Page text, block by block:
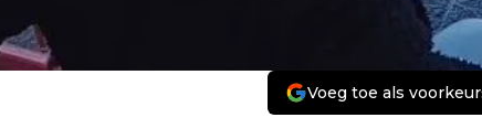
Voeg toe als